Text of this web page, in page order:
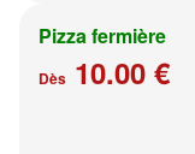
Pizza fermière
Dès 10.00 €